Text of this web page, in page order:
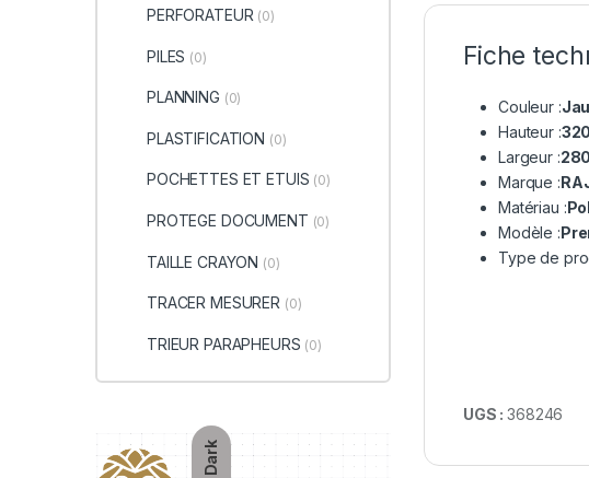
Dark
Fiche
Couleur :
Hauteur :
Largeur :
Marque :
Matériau :
Modèle :
Type de
UGS :368246
PERFORATEUR (0)
PILES (0)
PLANNING (0)
PLASTIFICATION (0)
POCHETTES ET ETUIS (0)
PROTEGE DOCUMENT (0)
TAILLE CRAYON (0)
TRACER MESURER (0)
TRIEUR PARAPHEURS (0)